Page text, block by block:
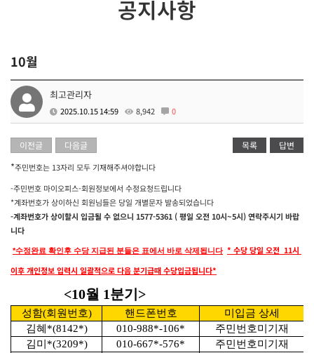
공지사항
10월
최고관리자
2025.10.15 14:59 8,942 0
이전글 다음글 목록 답변
*주민번호는 13자리 모두 기재해주셔야합니다
-주민번호 마이오피스-회원정보에서 수정요청드립니다
*계좌번호가 상이하신 회원님들은 당일 개별문자 발송되었습니다
-계좌번호가 상이할시 입금될 수 없으니 1577-5361 ( 평일 오전 10시~5시) 연락주시기 바랍
니다
*수정완료 확인후 수당 지급된 분들은 표에서 바로 삭제됩니다 * 수당 당일 오전 11시
이후 개인정보 입력시 일괄적으로 다음 분기급때 수당입금됩니다*
<10월 1분기>
성함(회원번호) 핸드폰번호
미입금 상세
김혜*(8142*)
010-988*-106*
주민번호미기재
김미*(3209*)
010-667*-576*
주민번호미기재